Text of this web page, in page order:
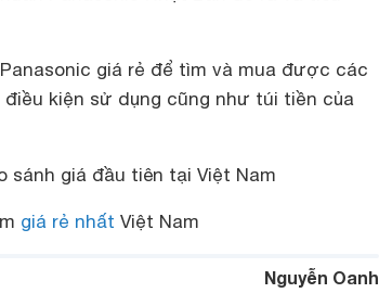
giá rẻ để tìm và mua được các
kiện sử dụng cũng như túi tiền của
sánh giá đầu tiên tại Việt Nam
giá rẻ nhất Việt Nam
Nguyễn Oanh